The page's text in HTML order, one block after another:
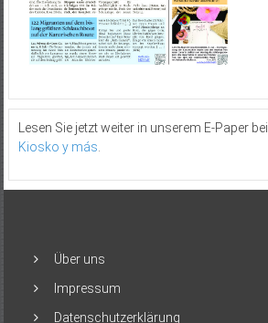
Lesen Sie jetzt weiter in unserem E-Paper bei
Kiosko y más
Über uns
Impressum
Datenschutzerklärung